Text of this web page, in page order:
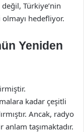
Türkiye’nin
hedefliyor.
Yeniden
kadar çeşitli
Ancak, radyo
taşımaktadır.